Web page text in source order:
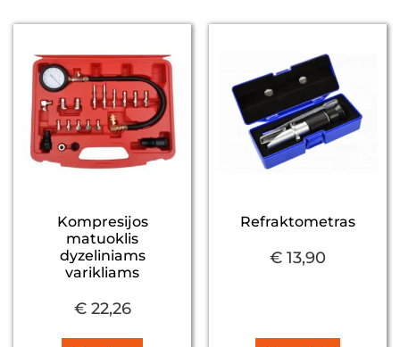
Kompresijos
matuoklis
dyzeliniams
varikliams
€22,26
Refraktometras
€ 13,90